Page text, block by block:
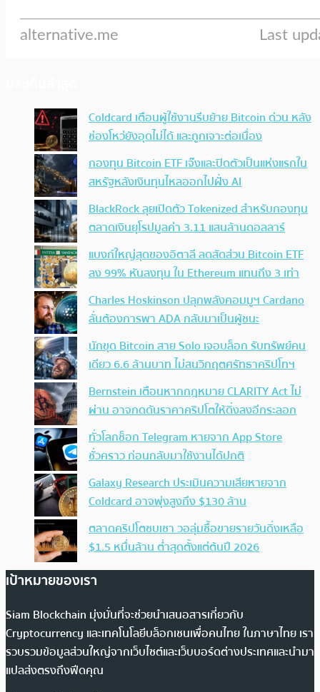
Coldcard เตือนผู้ใช้งานรีบย้าย Bitcoin ด่วน หลัง
ช่องโหว่ยังอุดไม่ได้ และถูกเจาะต่อเนื่อง
กองทุน Bitcoin ETF เจ๊งและปิดตัวเป็นแห่งแรกใน
สหรัฐหลังเงินทุนไหลออกไปฝั่ง AI
BlackRock ลุยเปิดตัว Tokenized สำหรับกองทุน
ตลาดเงินยุโรปมูลค่า 3.11 แสนล้านดอลลาร์
แบงก์ใหญ่สุดของอิตาลี ลดสัดส่วน Bitcoin ETF
ลง 99% หันลงทุน ใน Ethereum แทนถึง 3 เท่า
Charles Hoskinson ปลุกพลังคอมมูฯ Cardano
ลั่นต้องการพา ADA กลับมาเป็นผู้ชนะ
นักขุด Bitcoin สาย Solo เจอบล็อก รับทรัพย์คน
เดียว 6.6 ล้านบาท ไม่สนวิกฤตศรัทธาคริปโทฯ
Bernstein เตือนหากกฎหมาย CLARITY Act ไม่
ผ่าน อาจกดดันราคาคริปโตให้ดิ่งลงอีกระลอก
ทั่วโลกช็อก Telegram หายจาก App Store
ชั่วคราว ก่อนกลับมาใช้งานได้ปกติ
Galaxy Research ประเมินความเสียหายจาก
Coldcard อาจพุ่งสูงถึง $130 ล้าน
ตลาดคริปโตซบเซา วอลุ่มซื้อขายรายวันดิ่งเหลือ
$1.5 หมื่นล้าน ต่ำสุดตั้งแต่ต้นปี 2026
เป้าหมายของเรา
Siam Blockchain มุ่งมั่นที่จะช่วยนำเสนอสารเกี่ยวกับ
Cryptocurrency และเทคโนโลยีบล็อกเชนเพื่อคนไทย ในภาษาไทย เรา
รวบรวมข้อมูลส่วนใหญ่จากเว็บไซต์และเว็บบอร์ดต่างประเทศและนำมา
แปลส่งตรงถึงฟีดคุณ